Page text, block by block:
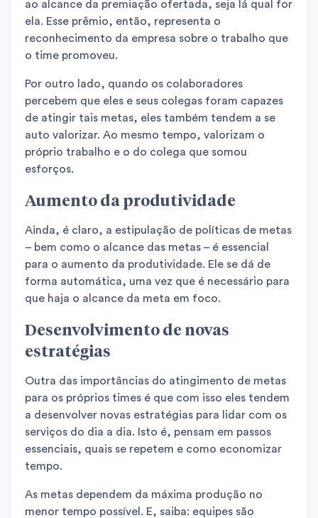
ao alcance da premiação ofertada, seja lá qual for
ela. Esse prêmio, então, representa o
reconhecimento da empresa sobre o trabalho que
o time promoveu.
Por outro lado, quando os colaboradores
percebem que eles e seus colegas foram capazes
de atingir tais metas, eles também tendem a se
auto valorizar. Ao mesmo tempo, valorizam o
próprio trabalho e o do colega que somou
esforços.
Aumento da produtividade
Ainda, é claro, a estipulação de políticas de metas
– bem como o alcance das metas – é essencial
para o aumento da produtividade. Ele se dá de
forma automática, uma vez que é necessário para
que haja o alcance da meta em foco.
Desenvolvimento de novas
estratégias
Outra das importâncias do atingimento de metas
para os próprios times é que com isso eles tendem
a desenvolver novas estratégias para lidar com os
serviços do dia a dia. Isto é, pensam em passos
essenciais, quais se repetem e como economizar
tempo.
As metas dependem da máxima produção no
menor tempo possível. E, saiba: equipes são